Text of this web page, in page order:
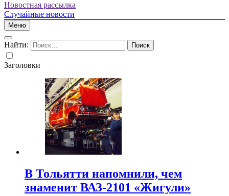
Новостная рассылка
Случайные новости
Меню
Найти:
Заголовки
В Тольятти напомнили, чем
знаменит ВАЗ-2101 «Жигули»